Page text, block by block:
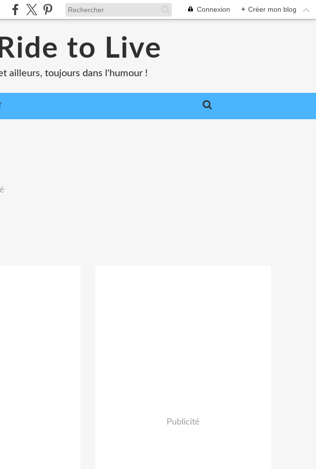
Connexion + Créer mon blog
to Live
ailleurs, toujours dans l'humour !
Publicité